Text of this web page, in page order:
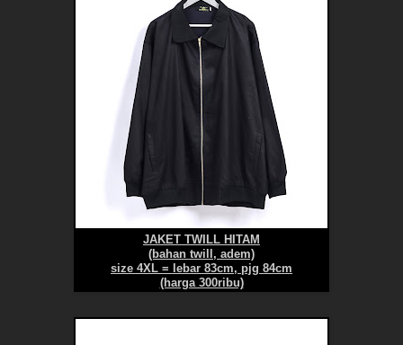
JAKET TWILL HITAM
(bahan twill, adem)
size 4XL = lebar 83cm, pjg 84cm
(harga 300ribu)